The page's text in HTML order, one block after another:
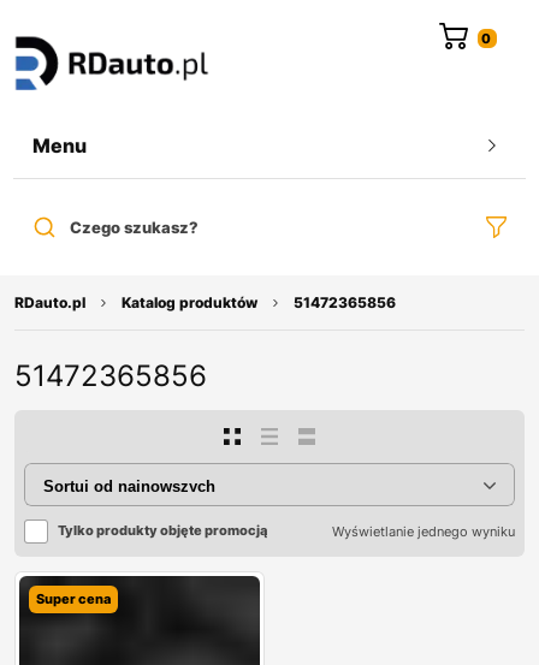
Menu
Czego szukasz?
RDauto.pl Katalog produktów 51472365856
51472365856
Tylko produkty objęte promocją Wyświetlanie jednego wyniku
Super cena